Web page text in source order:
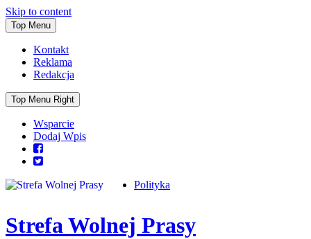
Skip to content
Top Menu
Kontakt
Reklama
Redakcja
Top Menu Right
Wsparcie
Dodaj Wpis
Strefa Wolnej Prasy
Polityka